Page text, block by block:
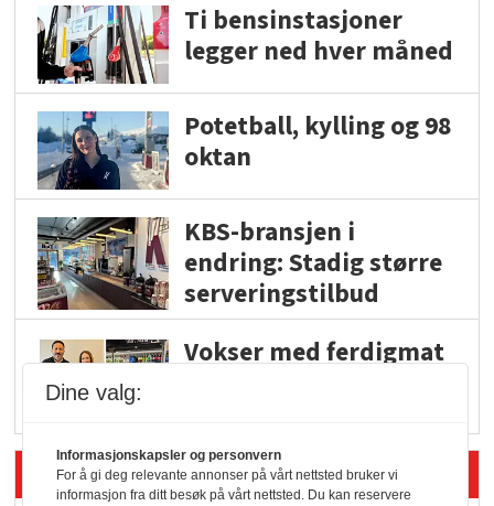
Ti bensinstasjoner
legger ned hver måned
Potetball, kylling og 98
oktan
KBS-bransjen i
endring: Stadig større
serveringstilbud
Vokser med ferdigmat
Siste artikler - Butikk i praksis
Dine valg:
Informasjonskapsler og personvern
For å gi deg relevante annonser på vårt nettsted bruker vi
informasjon fra ditt besøk på vårt nettsted. Du kan reservere